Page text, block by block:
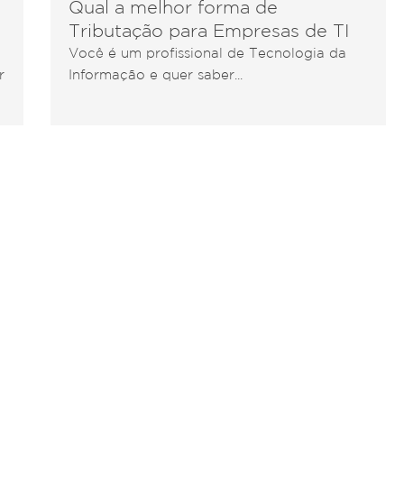
Qual a melhor forma de
Tributação para Empresas de TI
Você é um profissional de Tecnologia da
Informação e quer saber...